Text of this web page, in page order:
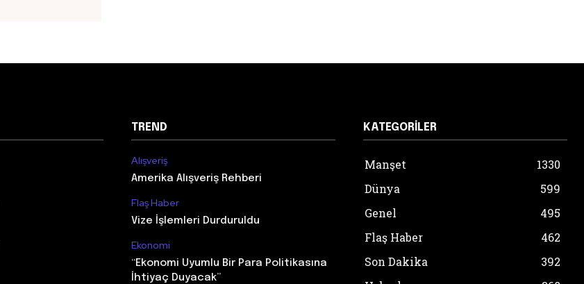
TREND
Alışveriş
Amerika Alışveriş Rehberi
Flaş Haber
Vize İşlemleri Durduruldu
Ekonomi
“Ekonomi Uyumlu Bir Para Politikasına
İhtiyaç Duyacak”
KATEGORILER
Manşet
1330
Dünya
599
Genel
495
Flaş Haber
462
Son Dakika
392